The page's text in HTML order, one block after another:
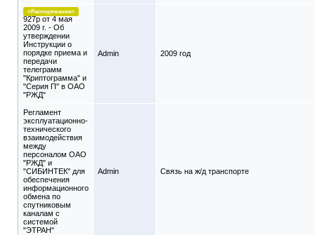
=Распоряжение=
927р от 4 мая
2009 г. - Об
утверждении
Инструкции о
порядке приема и
передачи
телеграмм
"Криптограмма" и
"Серия П" в ОАО
"РЖД"
Admin 2009 год
Регламент
эксплуатационно-
технического
взаимодействия
между
персоналом ОАО
"РЖД" и
"СИБИНТЕК" для
обеспечения
информационного
обмена по
спутниковым
каналам с
системой
"ЭТРАН"
Admin Связь на ж/д транспорте